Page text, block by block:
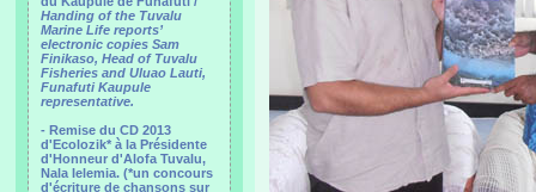
Handing of the Tuvalu
Marine Life reports’
electronic copies Sam
Finikaso, Head of Tuvalu
Fisheries and Uluao Lauti,
Funafuti Kaupule
representative.
- Remise du CD 2013
d'Ecolozik* à la Présidente
d'Honneur d'Alofa Tuvalu,
Nala Ielemia. (*un concours
d'écriture de chansons sur